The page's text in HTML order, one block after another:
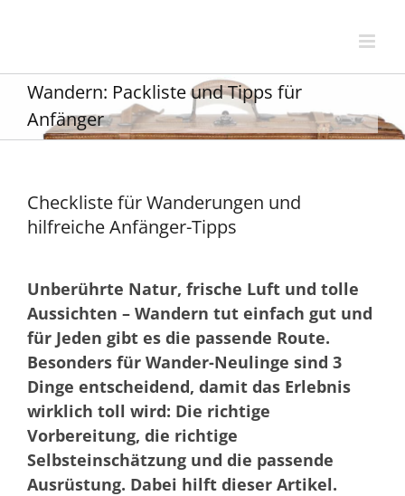
Wandern: Packliste und Tipps für
Anfänger
Checkliste für Wanderungen und
hilfreiche Anfänger-Tipps
Unberührte Natur, frische Luft und tolle
Aussichten – Wandern tut einfach gut und
für Jeden gibt es die passende Route.
Besonders für Wander-Neulinge sind 3
Dinge entscheidend, damit das Erlebnis
wirklich toll wird: Die richtige
Vorbereitung, die richtige
Selbsteinschätzung und die passende
Ausrüstung. Dabei hilft dieser Artikel.